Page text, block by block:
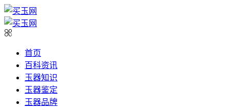
首页
百科资讯
玉器知识
玉器鉴定
玉器品牌